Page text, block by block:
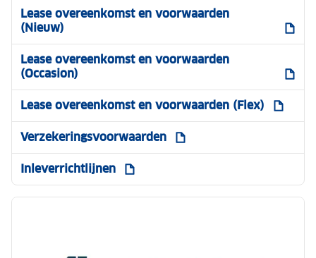
Lease overeenkomst en voorwaarden
(Nieuw)
Lease overeenkomst en voorwaarden
(Occasion)
Lease overeenkomst en voorwaarden (Flex)
Verzekeringsvoorwaarden
Inleverrichtlijnen